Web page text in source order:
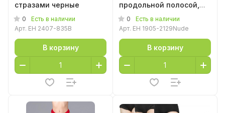
стразами черные
0
Есть в наличии
Арт. EH 2407-835B
В корзину
продольной полосой,
бежевые
0
Есть в наличии
Арт. EH 1905-2129Nude
В корзину